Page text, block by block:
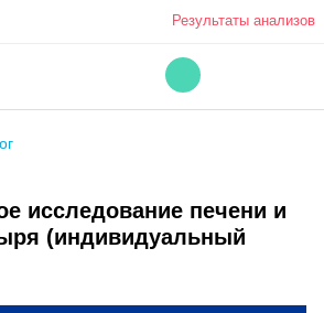
Результаты анализов
исследование печени и
(индивидуальный